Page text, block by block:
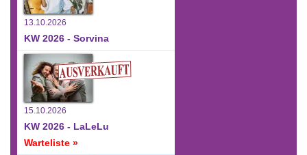
13.10.2026
KW 2026 - Sorvina
15.10.2026
KW 2026 - LaLeLu
Warteliste »